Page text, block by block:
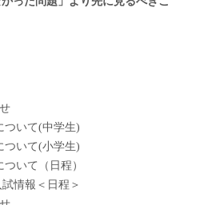
ついて(中学生)
ついて(小学生)
ついて（日程）
情報＜日程＞